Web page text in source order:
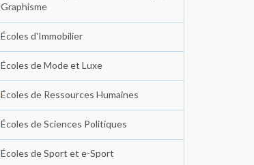
Graphisme
Écoles d'Immobilier
Écoles de Mode et Luxe
Écoles de Ressources Humaines
Écoles de Sciences Politiques
Écoles de Sport et e-Sport